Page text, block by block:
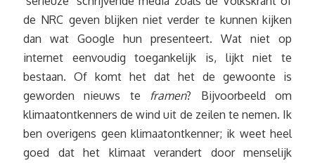
de NRC geven blijken niet verder te kunnen kijken
dan wat Google hun presenteert. Wat niet op
internet eenvoudig toegankelijk is, lijkt niet te
bestaan. Of komt het dat het de gewoonte is
geworden nieuws te framen? Bijvoorbeeld om
klimaatontkenners de wind uit de zeilen te nemen. Ik
ben overigens geen klimaatontkenner; ik weet heel
goed dat het klimaat verandert door menselijk